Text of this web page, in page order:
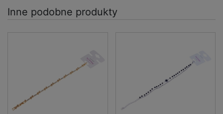
Inne podobne produkty